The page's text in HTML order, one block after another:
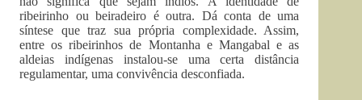
ribeirinho ou beiradeiro é outra. Dá conta de uma
síntese que traz sua própria complexidade. Assim,
entre os ribeirinhos de Montanha e Mangabal e as
aldeias indígenas instalou-se uma certa distância
regulamentar, uma convivência desconfiada.